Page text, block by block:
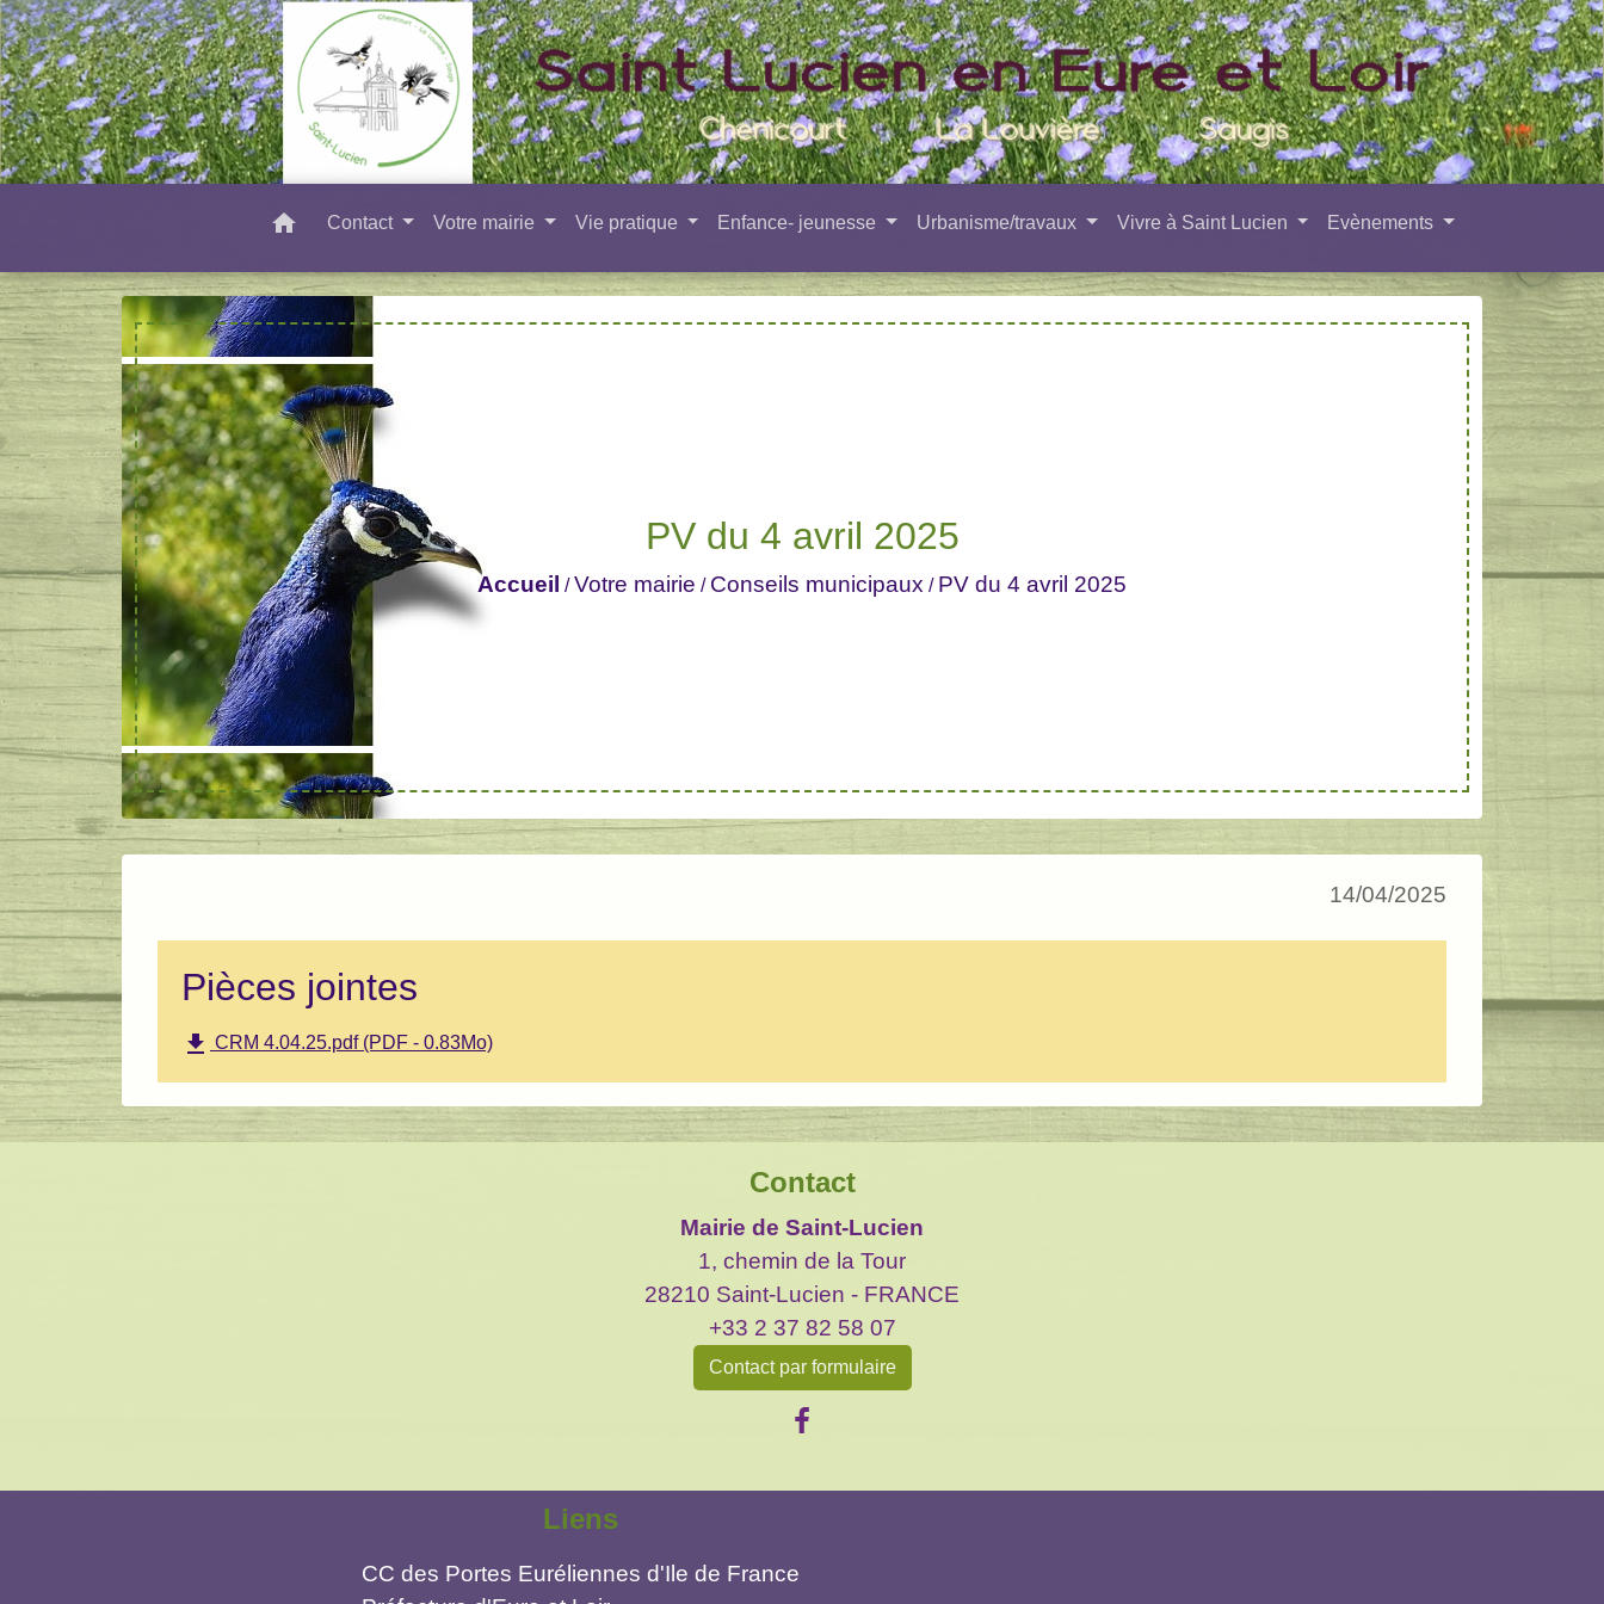
home Contact Votre mairie Vie pratique Enfance- jeunesse Urbanisme/travaux Vivre à Saint Lucien Evènements
PV du 4 avril 2025
Accueil /Votre mairie / Conseils municipaux / PV du 4 avril 2025
14/04/2025
Pièces jointes
file_download CRM 4.04.25.pdf (PDF - 0.83Mo)
Contact
Mairie de Saint-Lucien
1, chemin de la Tour
28210 Saint-Lucien - FRANCE
+33 2 37 82 58 07
Contact par formulaire
Liens
CC des Portes Euréliennes d'Ile de France